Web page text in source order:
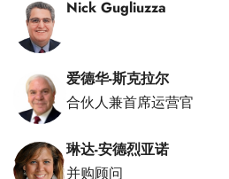
Nick Gugliuzza
爱德华-斯克拉尔
合伙人兼首席运营官
琳达-安德烈亚诺
并购顾问